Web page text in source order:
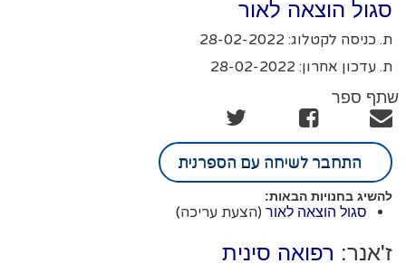
סגול הוצאה לאור
ת. כניסה לקטלוג: 28-02-2022
ת. עדכון אחרון: 28-02-2022
שתף ספר
התחבר לשיחה עם הספרנית
להשיג בחנויות הבאות:
סגול הוצאה לאור (הצעת עריכה)
ז'אנר: רפואה סינית